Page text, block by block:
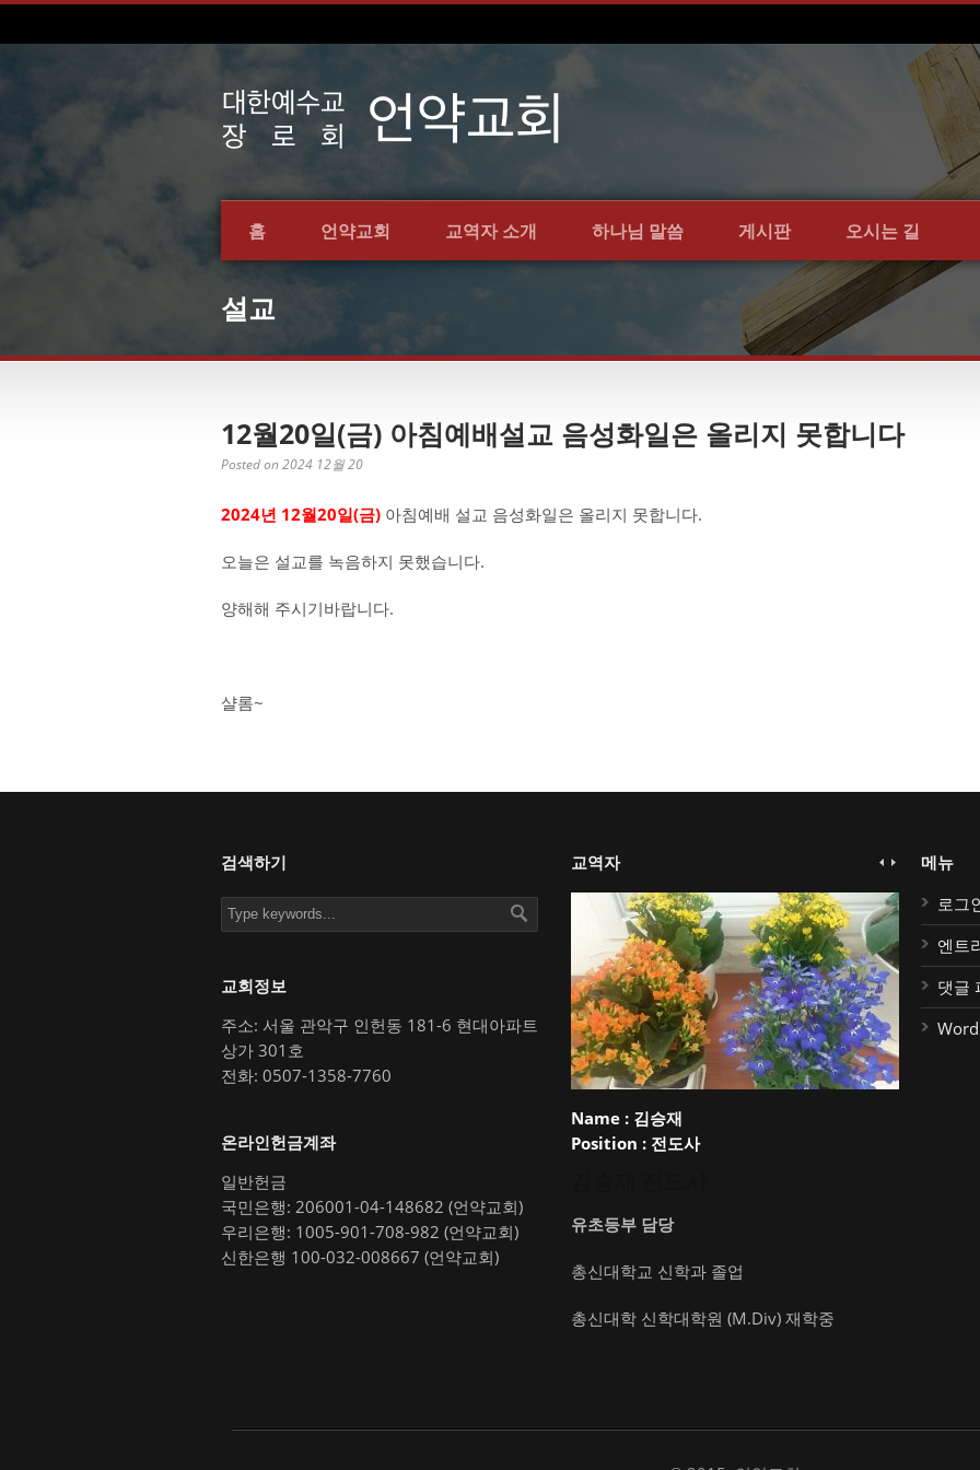
홈 언약교회 교역자 소개 하나님 말씀 게시판 오시는 길
설교
12월20일(금) 아침예배설교 음성화일은 올리지 못합니다
Posted on 2024 12월 20
2024년 12월20일(금) 아침예배 설교 음성화일은 올리지 못합니다.
오늘은 설교를 녹음하지 못했습니다.
양해해 주시기바랍니다.
샬롬~
검색하기
교회정보
주소: 서울 관악구 인헌동 181-6 현대아파트
상가 301호
전화: 0507-1358-7760
온라인헌금계좌
일반헌금
국민은행: 206001-04-148682 (언약교회)
우리은행: 1005-901-708-982 (언약교회)
신한은행 100-032-008667 (언약교회)
교역자
Name :김승재
Position :전도사
유초등부 담당
총신대학교 신학과 졸업
총신대학 신학대학원 (M.Div) 재학중
메뉴
로그
엔트
댓글